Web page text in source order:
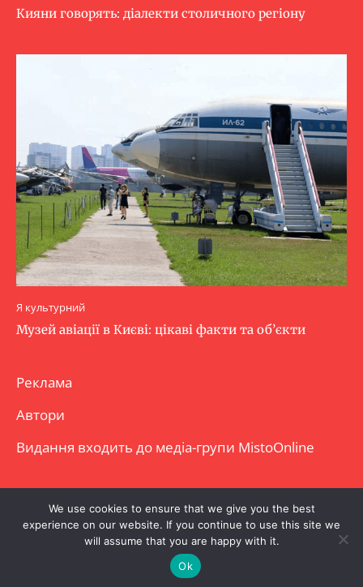
Кияни говорять: діалекти столичного регіону
Я культурний
Музей авіації в Києві: цікаві факти та об’єкти
Реклама
Автори
Видання входить до медіа-групи MistoOnline
Copyright © Повне використання матеріалу
заборонено. Частково можна з гіперпосиланням.
We use cookies to ensure that we give you the best
experience on our website. If you continue to use this site we
will assume that you are happy with it.
Ok